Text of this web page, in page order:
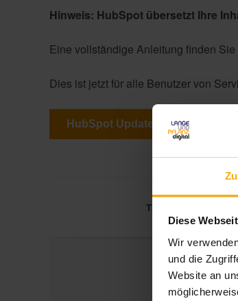
Diese
Wir
und die
Website an
Hinweis: HubSpot übersetzt Ihre
Eine vollständige Anleitung finden
Dies ist jetzt für alle Benutzer von
HubSpot Updates und News
Themen: